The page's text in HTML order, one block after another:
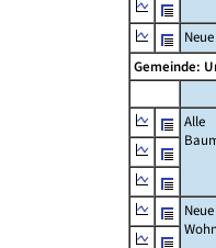
Gemeinde:
Alle
Neue